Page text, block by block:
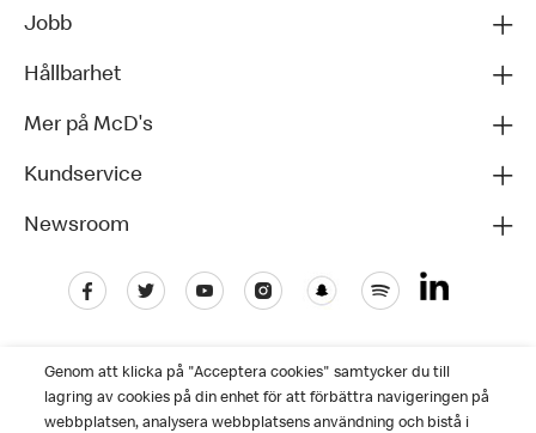
Jobb
Hållbarhet
Mer på McD's
Kundservice
Newsroom
Genom att klicka på "Acceptera cookies" samtycker du till
lagring av cookies på din enhet för att förbättra navigeringen på
webbplatsen, analysera webbplatsens användning och bistå i